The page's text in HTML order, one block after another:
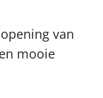
van
mooie